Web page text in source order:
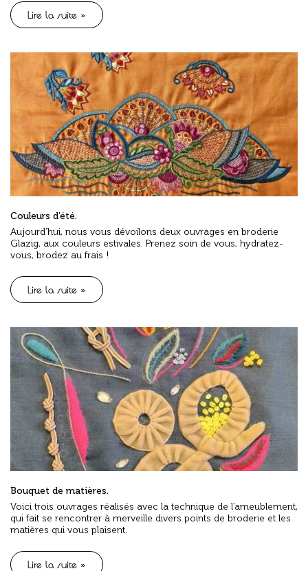
Lire la suite »
Couleurs d’été.
Aujourd’hui, nous vous dévoilons deux ouvrages en broderie
Glazig, aux couleurs estivales. Prenez soin de vous, hydratez-
vous, brodez au frais !
Lire la suite »
Bouquet de matières.
Voici trois ouvrages réalisés avec la technique de l’ameublement,
qui fait se rencontrer à merveille divers points de broderie et les
matières qui vous plaisent.
Lire la suite »